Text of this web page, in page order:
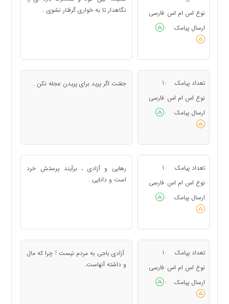
نوع اس ام اس : فارسی
ارسال پیامک
:
نگاهدار تا به خواری گرفتار نشوی .
تعداد پیامک :
1
نوع اس ام اس : فارسی
ارسال پیامک
:
جفتت اگر پرید برای پریدن عجله نکن .
تعداد پیامک :
1
نوع اس ام اس : فارسی
ارسال پیامک
:
رهایی و آزادی ، برآیند پرستش خرد
است و دانایی .
تعداد پیامک :
1
نوع اس ام اس : فارسی
ارسال پیامک
:
آزادی باجی به مردم نیست ! چرا که مال
و داشته آنهاست.